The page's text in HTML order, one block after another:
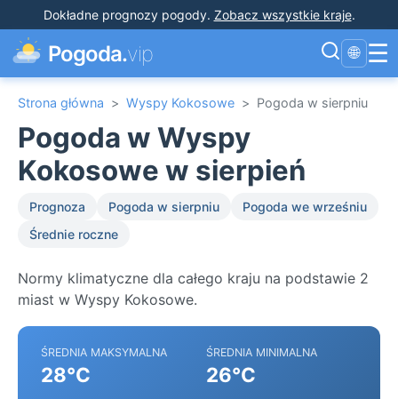
Dokładne prognozy pogody. Zobacz wszystkie kraje.
Pogoda.vip 🌐 ☰
Strona główna > Wyspy Kokosowe > Pogoda w sierpniu
Pogoda w Wyspy
Kokosowe w sierpień
Prognoza Pogoda w sierpniu
Pogoda we wrześniu
Średnie roczne
Normy klimatyczne dla całego kraju na podstawie 2
miast w Wyspy Kokosowe.
ŚREDNIA MAKSYMALNA
28°C
ŚREDNIA MINIMALNA
26°C